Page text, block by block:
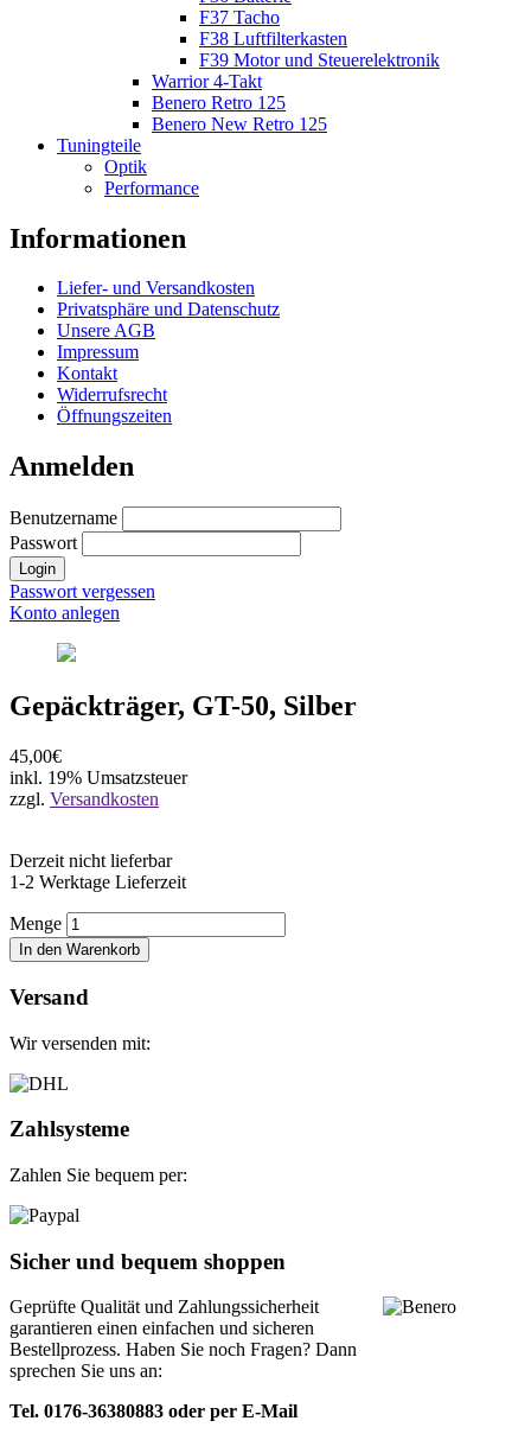
F37 Tacho
F38 Luftfilterkasten
F39 Motor und Steuerelektronik
Warrior 4-Takt
Benero Retro 125
Benero New Retro 125
Tuningteile
Optik
Performance
Informationen
Liefer- und Versandkosten
Privatsphäre und Datenschutz
Unsere AGB
Impressum
Kontakt
Widerrufsrecht
Öffnungszeiten
Anmelden
Benutzername
Passwort
Login
Passwort vergessen
Konto anlegen
Gepäckträger, GT-50, Silber
45,00€
inkl. 19% Umsatzsteuer
zzgl. Versandkosten
Derzeit nicht lieferbar
1-2 Werktage Lieferzeit
Menge
In den Warenkorb
Versand
Wir versenden mit:
Zahlsysteme
Zahlen Sie bequem per:
Sicher und bequem shoppen
Geprüfte Qualität und Zahlungssicherheit
garantieren einen einfachen und sicheren
Bestellprozess. Haben Sie noch Fragen? Dann
sprechen Sie uns an:
Tel. 0176-36380883 oder per E-Mail